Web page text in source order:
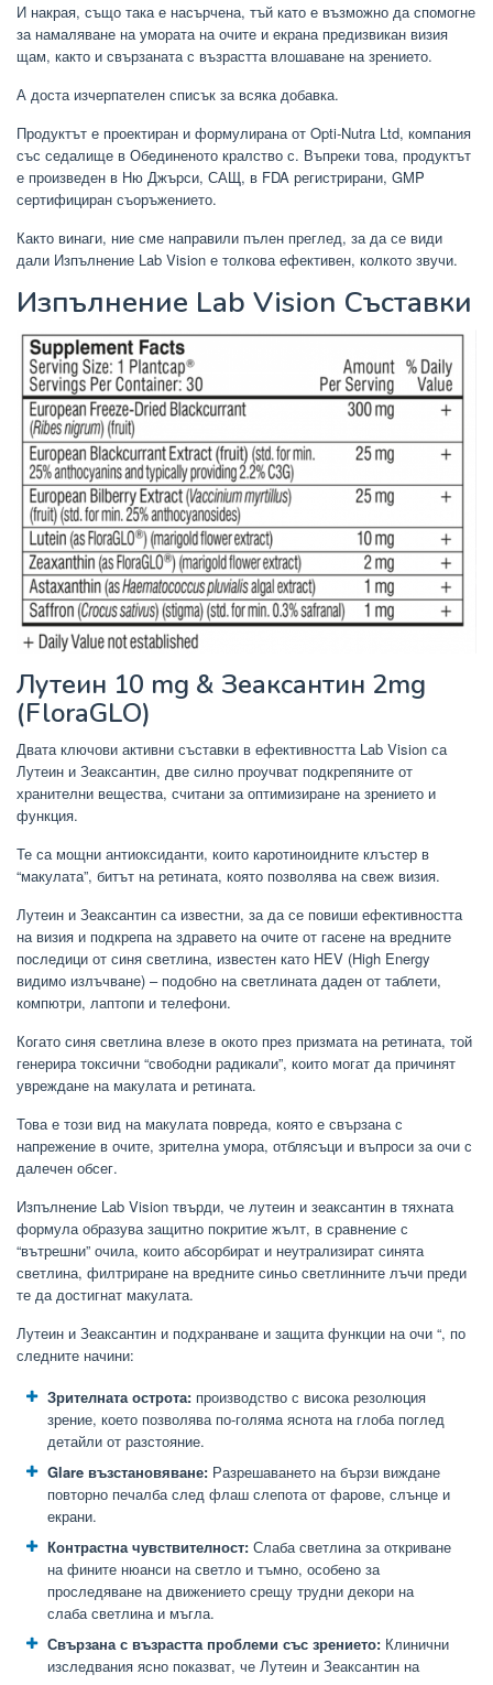
И накрая, също така е насърчена, тъй като е възможно да спомогне
за намаляване на умората на очите и екрана предизвикан визия
щам, както и свързаната с възрастта влошаване на зрението.
А доста изчерпателен списък за всяка добавка.
Продуктът е проектиран и формулирана от Opti-Nutra Ltd, компания
със седалище в Обединеното кралство с. Въпреки това, продуктът
е произведен в Ню Джърси, САЩ, в FDA регистрирани, GMP
сертифициран съоръжението.
Както винаги, ние сме направили пълен преглед, за да се види
дали Изпълнение Lab Vision е толкова ефективен, колкото звучи.
Изпълнение Lab Vision Съставки
Лутеин 10 mg & Зеаксантин 2mg
(FloraGLO)
Двата ключови активни съставки в ефективността Lab Vision са
Лутеин и Зеаксантин, две силно проучват подкрепяните от
хранителни вещества, считани за оптимизиране на зрението и
функция.
Те са мощни антиоксиданти, които каротиноидните клъстер в
“макулата”, битът на ретината, която позволява на свеж визия.
Лутеин и Зеаксантин са известни, за да се повиши ефективността
на визия и подкрепа на здравето на очите от гасене на вредните
последици от синя светлина, известен като HEV (High Energy
видимо излъчване) – подобно на светлината даден от таблети,
компютри, лаптопи и телефони.
Когато синя светлина влезе в окото през призмата на ретината, той
генерира токсични “свободни радикали”, които могат да причинят
увреждане на макулата и ретината.
Това е този вид на макулата повреда, която е свързана с
напрежение в очите, зрителна умора, отблясъци и въпроси за очи с
далечен обсег.
Изпълнение Lab Vision твърди, че лутеин и зеаксантин в тяхната
формула образува защитно покритие жълт, в сравнение с
“вътрешни” очила, които абсорбират и неутрализират синята
светлина, филтриране на вредните синьо светлинните лъчи преди
те да достигнат макулата.
Лутеин и Зеаксантин и подхранване и защита функции на очи “, по
следните начини:
Зрителната острота: производство с висока резолюция
зрение, което позволява по-голяма яснота на глоба поглед
детайли от разстояние.
Glare възстановяване: Разрешаването на бързи виждане
повторно печалба след флаш слепота от фарове, слънце и
екрани.
Контрастна чувствителност: Слаба светлина за откриване
на фините нюанси на светло и тъмно, особено за
проследяване на движението срещу трудни декори на
слаба светлина и мъгла.
Свързана с възрастта проблеми със зрението: Клинични
изследвания ясно показват, че Лутеин и Зеаксантин на